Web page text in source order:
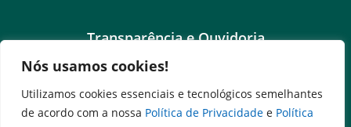
Nós usamos cookies!
Utilizamos cookies essenciais e tecnológicos semelhantes
de acordo com a nossa Política de Privacidade e Política
Transparência e Ouvidoria
LGPD
Goiás Transparência
Dados Abertos Goiás